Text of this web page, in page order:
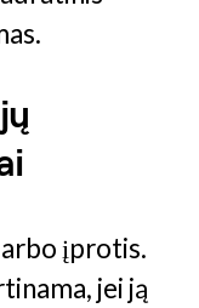
įprotis.
jei ją